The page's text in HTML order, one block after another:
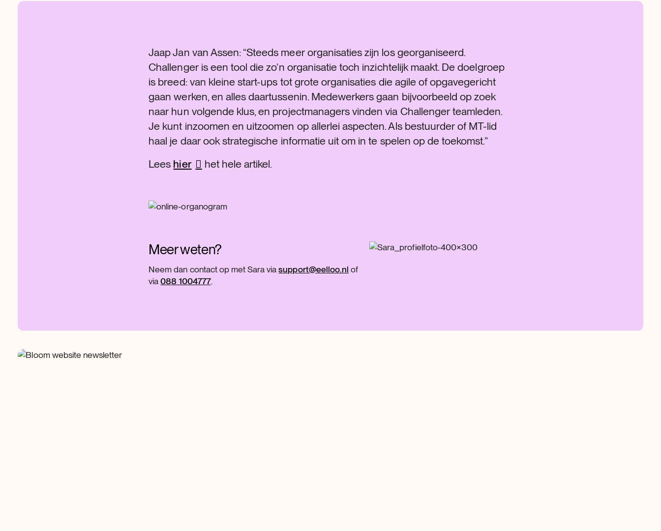
Jaap Jan van Assen: “Steeds meer organisaties zijn los georganiseerd.
Challenger is een tool die zo’n organisatie toch inzichtelijk maakt. De doelgroep
is breed: van kleine start-ups tot grote organisaties die agile of opgavegericht
gaan werken, en alles daartussenin. Medewerkers gaan bijvoorbeeld op zoek
naar hun volgende klus, en projectmanagers vinden via Challenger teamleden.
Je kunt inzoomen en uitzoomen op allerlei aspecten. Als bestuurder of MT-lid
haal je daar ook strategische informatie uit om in te spelen op de toekomst.”
Lees hier het hele artikel.
Meer weten?
Neem dan contact op met Sara viasupport@eelloo.nl of
via088 1004777.